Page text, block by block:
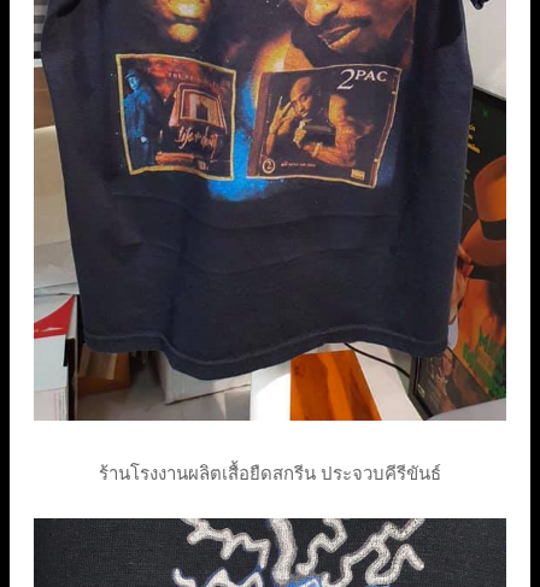
ร้านโรงงานผลิตเสื้อยืดสกรีน ประจวบคีรีขันธ์